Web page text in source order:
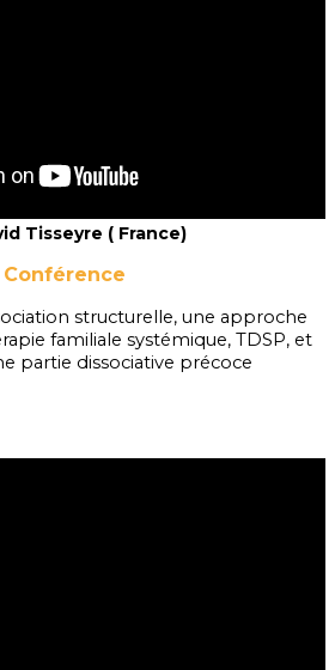
Tisseyre ( France)
Conférence
structurelle, une approche
familiale systémique, TDSP, et
partie dissociative précoce